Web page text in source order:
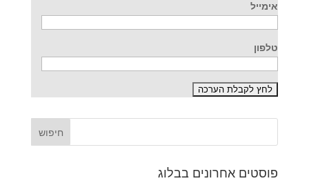
אימייל
טלפון
פוסטים אחרונים בבלוג